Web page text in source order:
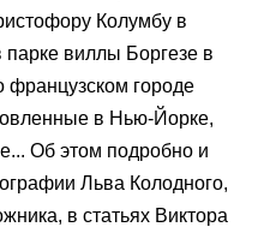
Колумбу в
виллы Боргезе в
французском городе
в Нью-Йорке,
Об этом подробно и
Льва Колодного,
в статьях Виктора